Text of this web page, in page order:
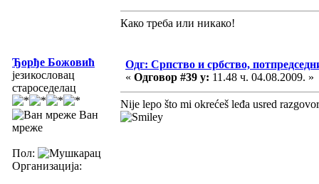
Како треба или никако!
Ђорђе Божовић
језикословац
староседелац
Ван
мреже
Пол:
Организација:
Одг: Српство и србство,
« Одговор #39 у: 11.48 ч. 04.08.2009. »
Nije lepo što mi okrećeš leđa usred